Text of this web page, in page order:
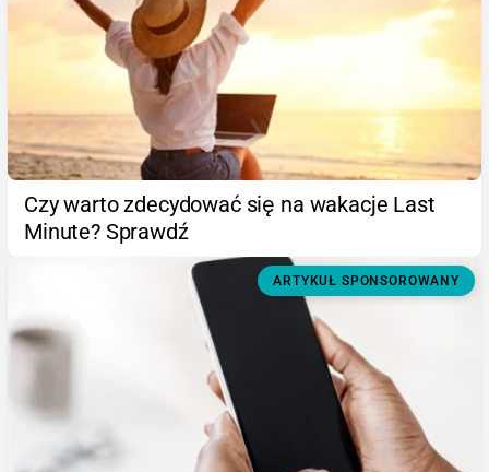
Czy warto zdecydować się na wakacje Last
Minute? Sprawdź
ARTYKUŁ SPONSOROWANY